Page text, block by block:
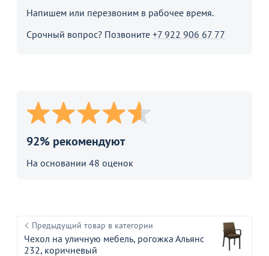
Напишем или перезвоним в рабочее время.
Срочный вопрос? Позвоните +7 922 906 67 77
92% рекомендуют
На основании 48 оценок
Предыдущий товар в категории
Чехол на уличную мебель, рогожка Альянс
232, коричневый